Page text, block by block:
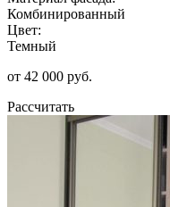
Комбинированный
Цвет:
Темный
от 42 000 руб.
Рассчитать